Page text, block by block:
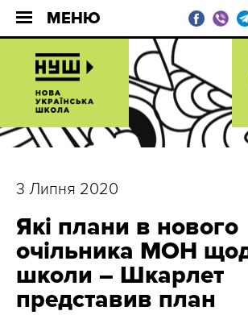
МЕНЮ
3 Липня 2020
Які плани в нового
очільника МОН
школи – Шкарлет
представив план